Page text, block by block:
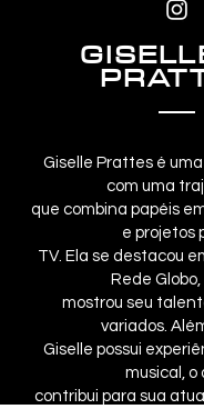
Giselle Prattes é
com uma
que combina papéis
e projetos
TV. Ela se destacou
Rede
mostrou seu
variados.
Giselle possui
musical, o
contribui para sua